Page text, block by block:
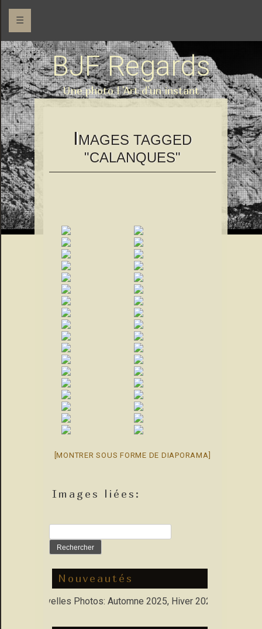
☰
BJF Regards
Une photo l 'Art d'un instant
IMAGES TAGGED
"CALANQUES"
[MONTRER SOUS FORME DE DIAPORAMA]
Images liées:
Nouveautés
: Nouvelles Photos: Automne 2025, Hiver 2026